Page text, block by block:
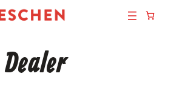
Dealer